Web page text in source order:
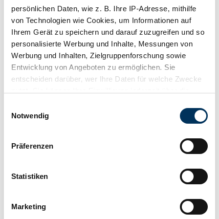
persönlichen Daten, wie z. B. Ihre IP-Adresse, mithilfe
von Technologien wie Cookies, um Informationen auf
Ihrem Gerät zu speichern und darauf zuzugreifen und so
personalisierte Werbung und Inhalte, Messungen von
Werbung und Inhalten, Zielgruppenforschung sowie
Entwicklung von Angeboten zu ermöglichen. Sie
entscheiden darüber, wer Ihre Daten für welche Zwecke
Trigger Symbol ändern oder widerrufen
Informationen über Ihre geografische Lage
können
bestimmten Merkmalen (Fingerprinting) identifizieren
Erfahren Sie mehr darüber, wie Ihre persönlichen Daten
Notwendig
Präferenzen
Statistiken
Marketing
Fahrzeug ansehen
Inserat